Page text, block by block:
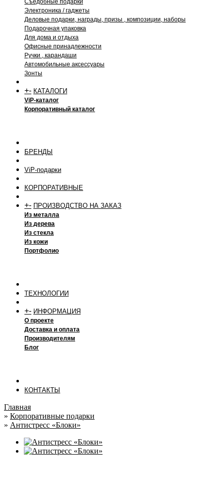
Съедобные подарки
Электроника / гаджеты
Деловые подарки, награды, призы , композиции, наборы
Подарочная упаковка
Для дома и отдыха
Офисные принадлежности
Ручки , карандаши
Автомобильные аксессуары
Зонты
+- КАТАЛОГИ
ViP-каталог
Корпоративный каталог
БРЕНДЫ
ViP-подарки
КОРПОРАТИВНЫЕ
+- ПРОИЗВОДСТВО НА ЗАКАЗ
Из металла
Из дерева
Из стекла
Из кожи
Портфолио
ТЕХНОЛОГИИ
+- ИНФОРМАЦИЯ
О проекте
Доставка и оплата
Производителям
Блог
КОНТАКТЫ
Главная
» Корпоративные подарки
» Антистресс «Блоки»